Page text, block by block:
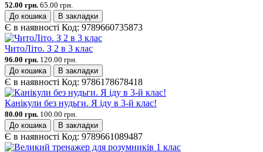
52.00 грн. 65.00 грн.
До кошика
В закладки
Є в наявності Код: 9789660735873
ЧитоЛіто. З 2 в 3 клас
96.00 грн. 120.00 грн.
До кошика
В закладки
Є в наявності Код: 9786178678418
Канікули без нудьги. Я іду в 3-й клас!
80.00 грн. 100.00 грн.
До кошика
В закладки
Є в наявності Код: 9789661089487